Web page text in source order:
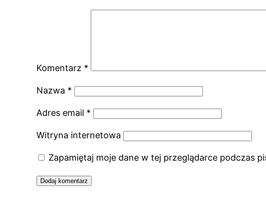
Komentarz *
Nazwa *
Adres email *
Witryna internetowa
Zapamiętaj moje dane w tej przeglądarce podczas